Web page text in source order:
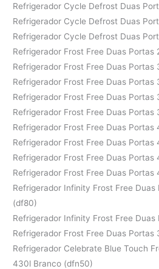
Refrigerador Cycle Defrost Duas
Refrigerador Cycle Defrost Duas
Refrigerador Cycle Defrost Duas
Refrigerador Frost Free Duas Portas
Refrigerador Frost Free Duas Portas
Refrigerador Frost Free Duas Portas
Refrigerador Frost Free Duas Portas
Refrigerador Frost Free Duas Portas
Refrigerador Frost Free Duas Portas
Refrigerador Frost Free Duas Portas
Refrigerador Frost Free Duas Portas
Refrigerador Frost Free Duas Portas
Refrigerador Infinity Frost Free
(df80)
Refrigerador Infinity Frost Free
Refrigerador Frost Free Duas Portas
Refrigerador Celebrate Blue Touch
430l Branco (dfn50)